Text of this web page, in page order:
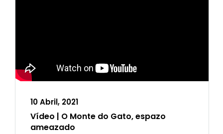
10 Abril, 2021
Vídeo | O Monte do Gato, espazo
ameazado